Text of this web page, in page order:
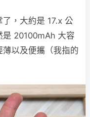
，大約是 17.x 公
是 20100mAh 大容
以及便攜（我指的